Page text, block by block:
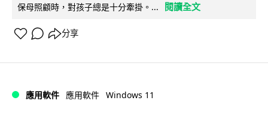
保母照顧時，對孩子總是十分牽掛。...
閱讀全文
分享
應用軟件 應用軟件 Windows 11